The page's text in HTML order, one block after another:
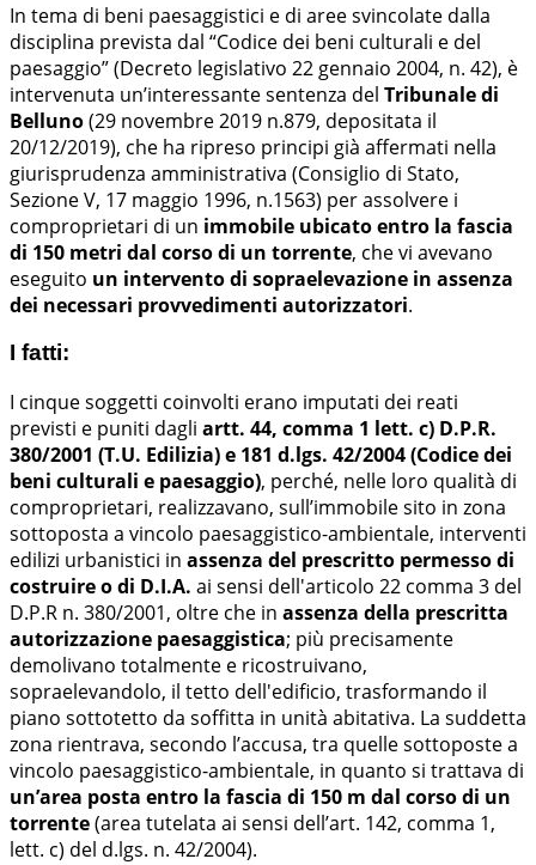
In tema di beni paesaggistici e di aree svincolate dalla
disciplina prevista dal “Codice dei beni culturali e del
paesaggio” (Decreto legislativo 22 gennaio 2004, n. 42), è
intervenuta un’interessante sentenza del Tribunale di
Belluno(29 novembre 2019 n.879, depositata il
20/12/2019), che ha ripreso principi già affermati nella
giurisprudenza amministrativa (Consiglio di Stato,
Sezione V, 17 maggio 1996, n.1563) per assolvere i
comproprietari di un immobile ubicato entro la fascia
di 150 metri dal corso di un torrente, che vi avevano
eseguito un intervento di sopraelevazione in assenza
dei necessari provvedimenti autorizzatori.
I fatti:
I cinque soggetti coinvolti erano imputati dei reati
previsti e puniti dagli artt. 44, comma 1 lett. c) D.P.R.
380/2001 (T.U. Edilizia) e 181 d.lgs. 42/2004 (Codice dei
beni culturali e paesaggio), perché, nelle loro qualità di
comproprietari, realizzavano, sull’immobile sito in zona
sottoposta a vincolo paesaggistico-ambientale, interventi
edilizi urbanistici in assenza del prescritto permesso di
costruire o di D.I.A. ai sensi dell'articolo 22 comma 3 del
D.P.R n. 380/2001, oltre che in assenza della prescritta
autorizzazione paesaggistica; più precisamente
demolivano totalmente e ricostruivano,
sopraelevandolo, il tetto dell'edificio, trasformando il
piano sottotetto da soffitta in unità abitativa. La suddetta
zona rientrava, secondo l’accusa, tra quelle sottoposte a
vincolo paesaggistico-ambientale, in quanto si trattava di
un’area posta entro la fascia di 150 m dal corso di un
torrente(area tutelata ai sensi dell’art. 142, comma 1,
lett. c) del d.lgs. n. 42/2004).